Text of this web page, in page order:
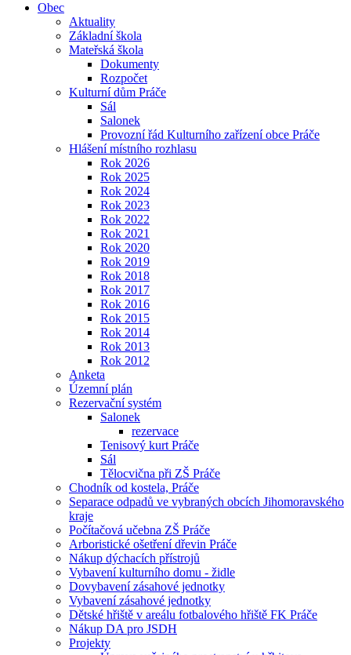
Obec
Aktuality
Základní škola
Mateřská škola
Dokumenty
Rozpočet
Kulturní dům Práče
Sál
Salonek
Provozní řád Kulturního zařízení obce Práče
Hlášení místního rozhlasu
Rok 2026
Rok 2025
Rok 2024
Rok 2023
Rok 2022
Rok 2021
Rok 2020
Rok 2019
Rok 2018
Rok 2017
Rok 2016
Rok 2015
Rok 2014
Rok 2013
Rok 2012
Anketa
Územní plán
Rezervační systém
Salonek
rezervace
Tenisový kurt Práče
Sál
Tělocvična při ZŠ Práče
Chodník od kostela, Práče
Separace odpadů ve vybraných obcích Jihomoravského
kraje
Počítačová učebna ZŠ Práče
Arboristické ošetření dřevin Práče
Nákup dýchacích přístrojů
Vybavení kulturního domu - židle
Dovybavení zásahové jednotky
Vybavení zásahové jednotky
Dětské hřiště v areálu fotbalového hřiště FK Práče
Nákup DA pro JSDH
Projekty